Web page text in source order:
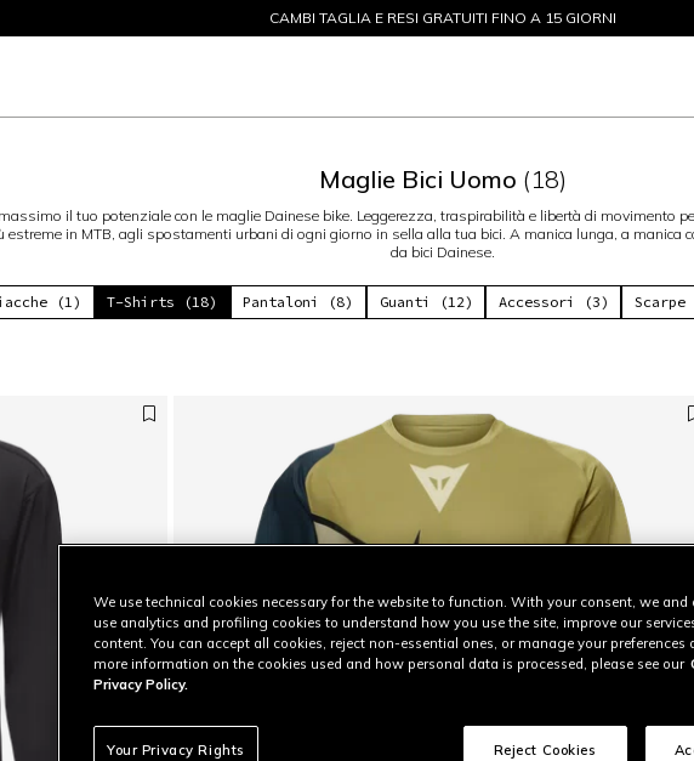
SALDI FINO AL 50% - ACQUISTA ORA
CAMBI TAGLIA E RESI GRATUITI FINO A 15 GIORNI
Maglie Bici Uomo (18)
il tuo potenziale con le maglie Dainese bike. Leggerezza, traspirabilità e libertà di movimento
estreme in MTB, agli spostamenti urbani di ogni giorno in sella alla tua bici. A manica lunga, a manica
da bici Dainese.
(1) T-Shirts (18) Pantaloni (8) Guanti (12) Accessori (3) Scarpe
We use technical cookies necessary for the website to function. With your consent, we and
use analytics and profiling cookies to understand how you use the site, improve our
content. You can accept all cookies, reject non-essential ones, or manage your preferences
more information on the cookies used and how personal data is processed, please see our
Privacy Policy.
Your Privacy Rights Reject Cookies